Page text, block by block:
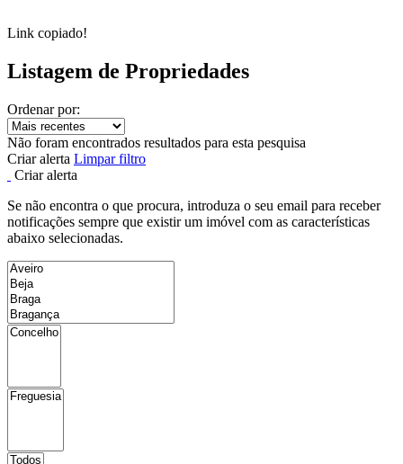
Link copiado!
Listagem de Propriedades
Ordenar por:
Não foram encontrados resultados para esta pesquisa
Criar alerta Limpar filtro
Criar alerta
Se não encontra o que procura, introduza o seu email para receber
notificações sempre que existir um imóvel com as características
abaixo selecionadas.